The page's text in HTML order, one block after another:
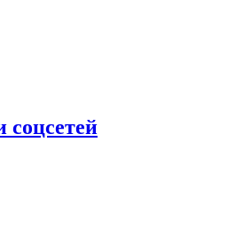
соцсетей